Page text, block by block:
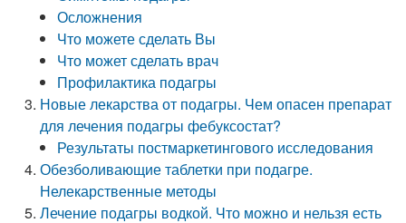
Осложнения
Что можете сделать Вы
Что может сделать врач
Профилактика подагры
Новые лекарства от подагры. Чем опасен препарат
для лечения подагры фебуксостат?
Результаты постмаркетингового исследования
Обезболивающие таблетки при подагре.
Нелекарственные методы
Лечение подагры водкой. Что можно и нельзя есть